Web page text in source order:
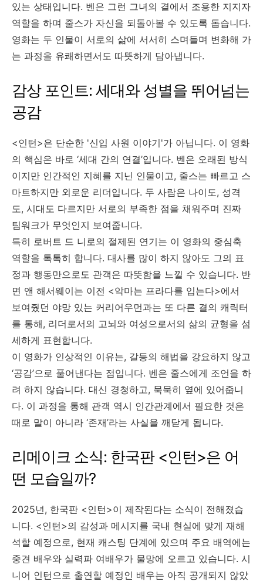
있는 상태입니다. 벤은 그런 그녀의 곁에서 조용한 지지자
역할을 하며 줄스가 자신을 되돌아볼 수 있도록 돕습니다.
영화는 두 인물이 서로의 삶에 서서히 스며들며 변화해 가
는 과정을 유쾌하면서도 따뜻하게 담아냅니다.
감상 포인트: 세대와 성별을 뛰어넘는
공감
<인턴>은 단순한 '신입 사원 이야기'가 아닙니다. 이 영화
의 핵심은 바로 ‘세대 간의 연결’입니다. 벤은 오래된 방식
이지만 인간적인 지혜를 지닌 인물이고, 줄스는 빠르고 스
마트하지만 외로운 리더입니다. 두 사람은 나이도, 성격
도, 시대도 다르지만 서로의 부족한 점을 채워주며 진짜
팀워크가 무엇인지 보여줍니다.
특히 로버트 드 니로의 절제된 연기는 이 영화의 중심축
역할을 톡톡히 합니다. 대사를 많이 하지 않아도 그의 표
정과 행동만으로도 관객은 따뜻함을 느낄 수 있습니다. 반
면 앤 해서웨이는 이전 <악마는 프라다를 입는다>에서
보여줬던 야망 있는 커리어우먼과는 또 다른 결의 캐릭터
를 통해, 리더로서의 고뇌와 여성으로서의 삶의 균형을 섬
세하게 표현합니다.
이 영화가 인상적인 이유는, 갈등의 해법을 강요하지 않고
‘공감’으로 풀어낸다는 점입니다. 벤은 줄스에게 조언을 하
려 하지 않습니다. 대신 경청하고, 묵묵히 옆에 있어줍니
다. 이 과정을 통해 관객 역시 인간관계에서 필요한 것은
때로 말이 아니라 ‘존재’라는 사실을 깨닫게 됩니다.
리메이크 소식: 한국판 <인턴>은 어
떤 모습일까?
2025년, 한국판 <인턴>이 제작된다는 소식이 전해졌습
니다. <인턴>의 감성과 메시지를 국내 현실에 맞게 재해
석할 예정으로, 현재 캐스팅 단계에 있으며 주요 배역에는
중견 배우와 실력파 여배우가 물망에 오르고 있습니다. 시
니어 인턴으로 출연할 예정인 배우는 아직 공개되지 않았